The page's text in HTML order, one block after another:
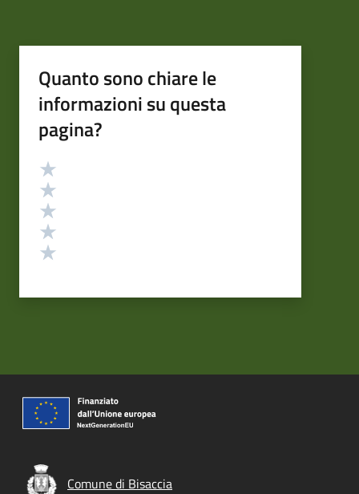
Quanto sono chiare le
informazioni su questa
pagina?
Valutazione
Comune di Bisaccia